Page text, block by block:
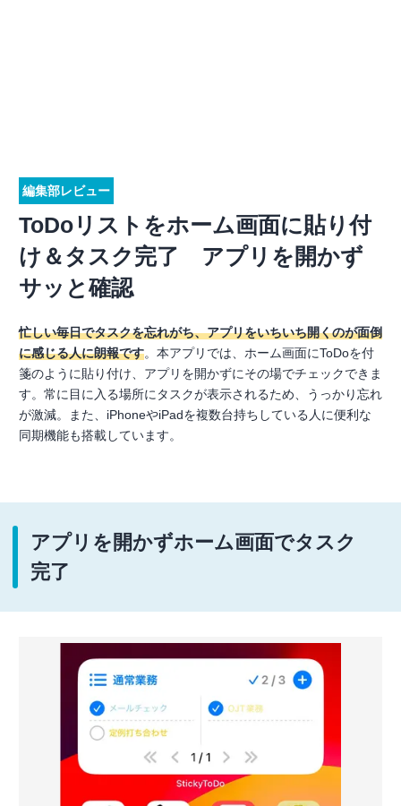
編集部レビュー
ToDoリストをホーム画面に貼り付
け＆タスク完了 アプリを開かず
サッと確認
忙しい毎日でタスクを忘れがち、アプリをいちいち開くのが面倒
に感じる人に朗報です。本アプリでは、ホーム画面にToDoを付
箋のように貼り付け、アプリを開かずにその場でチェックできま
す。常に目に入る場所にタスクが表示されるため、うっかり忘れ
が激減。また、iPhoneやiPadを複数台持ちしている人に便利な
同期機能も搭載しています。
アプリを開かずホーム画面でタスク
完了